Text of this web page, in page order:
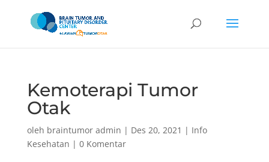
Kemoterapi Tumor
Otak
oleh braintumor admin | Des 20, 2021 | Info
Kesehatan | 0 Komentar